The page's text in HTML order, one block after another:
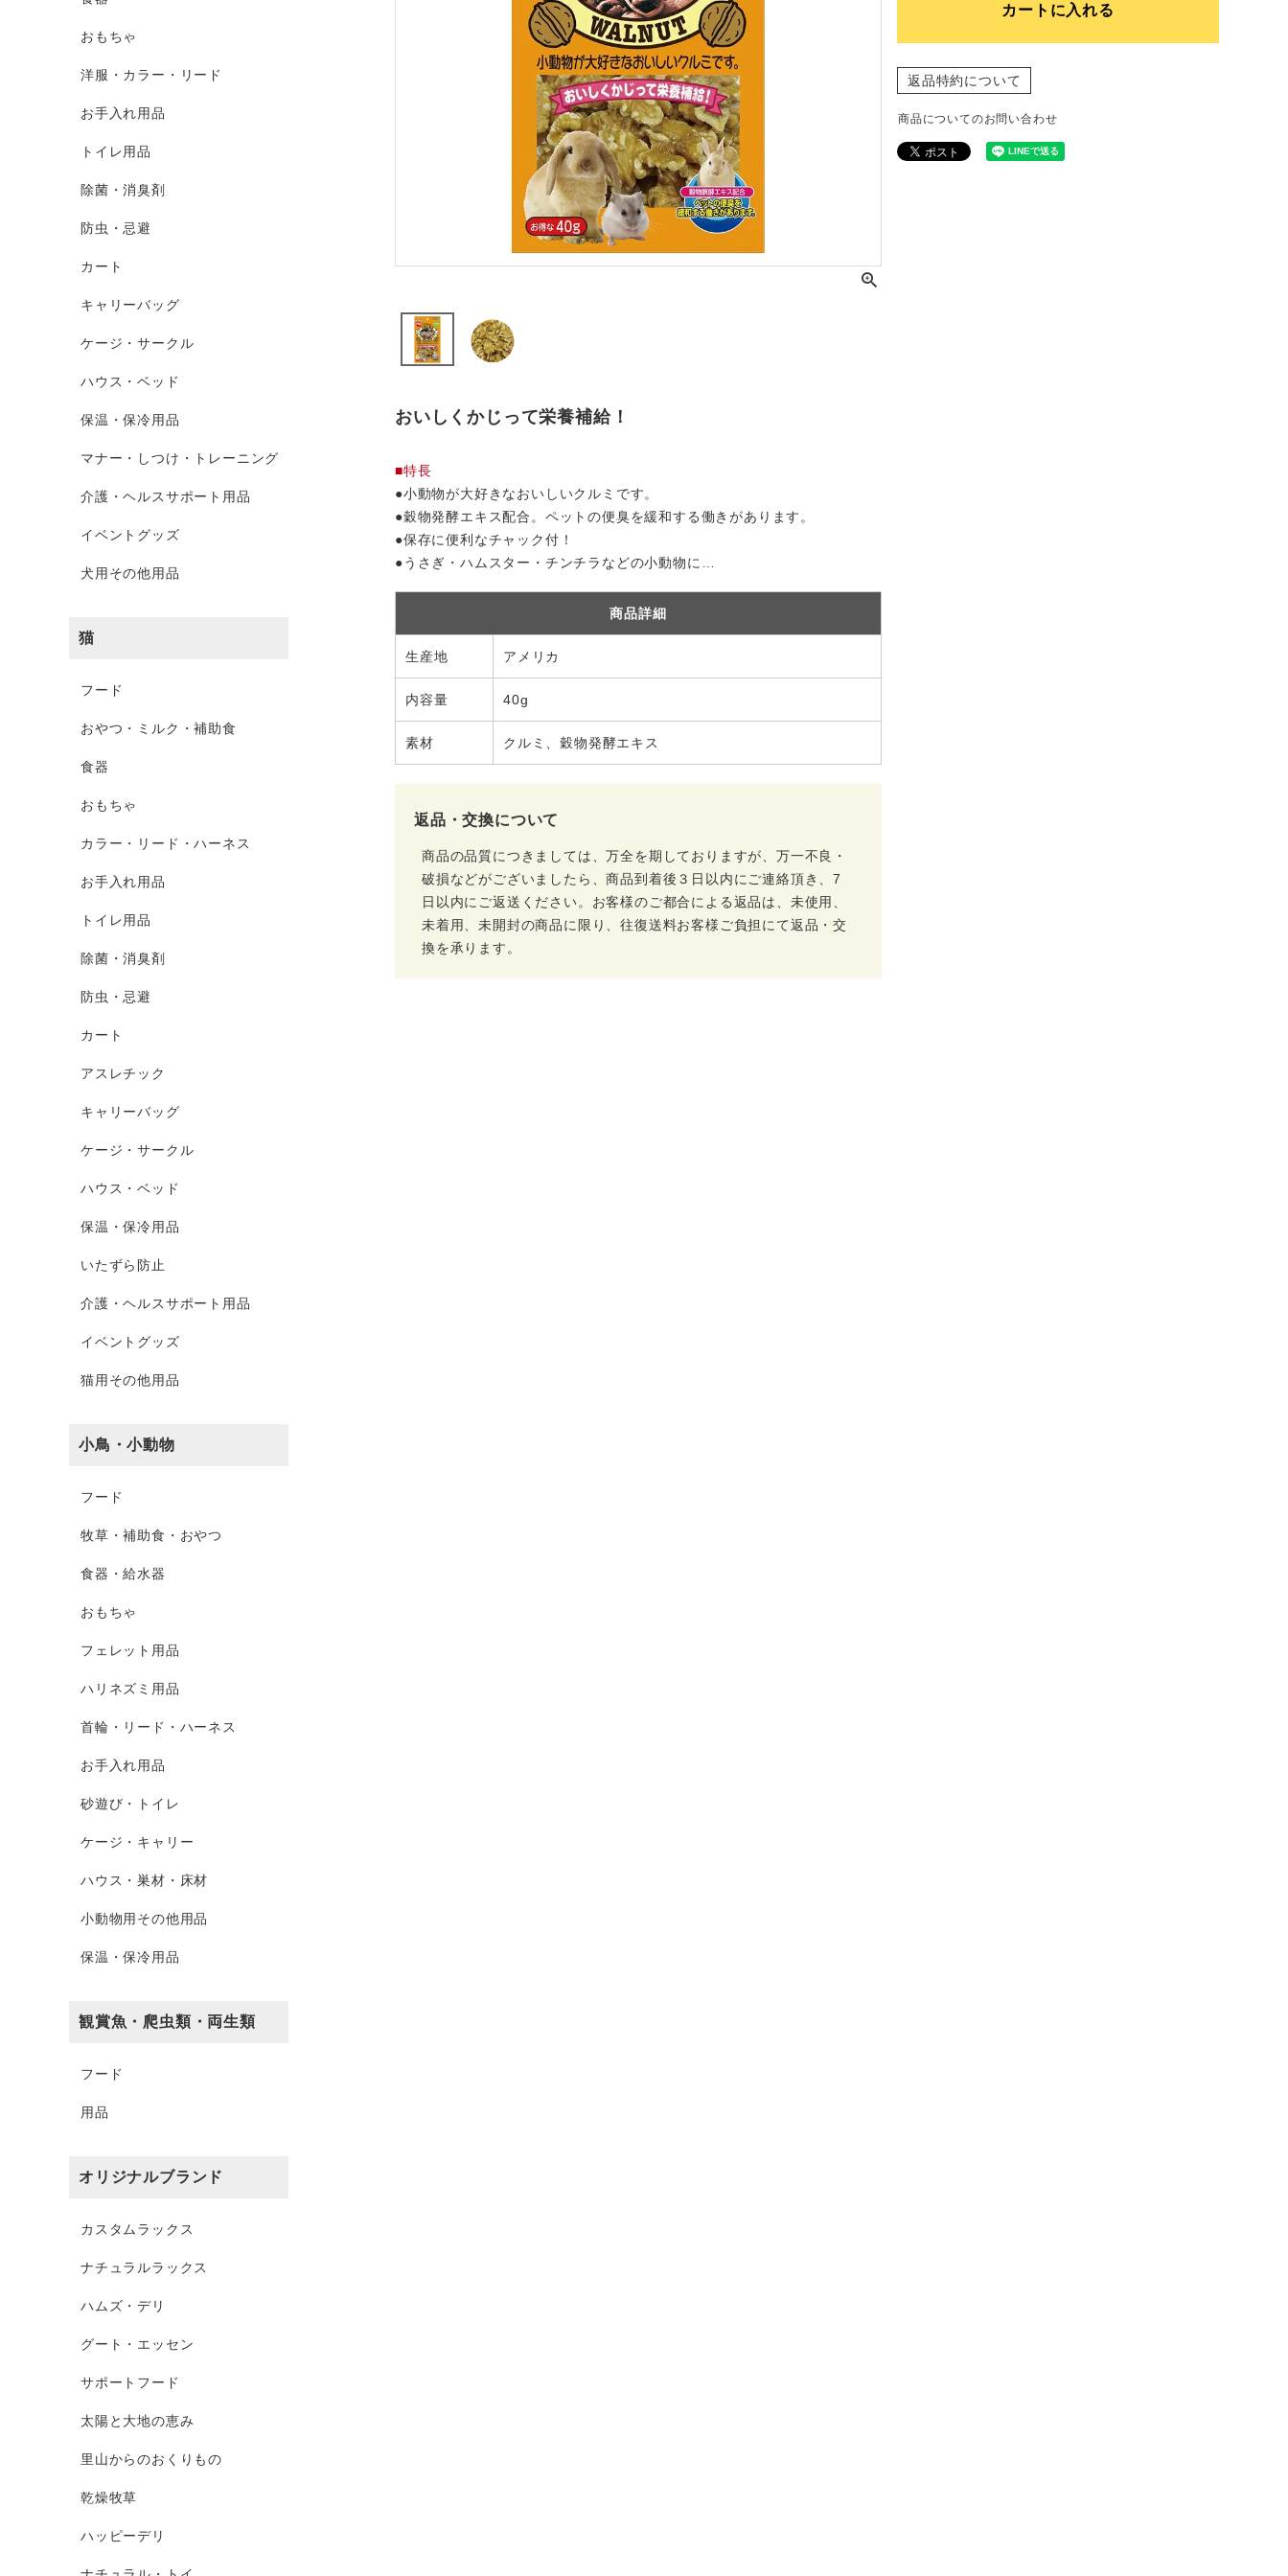
おもちゃ
洋服・カラー・リード
お手入れ用品
トイレ用品
除菌・消臭剤
防虫・忌避
カート
キャリーバッグ
ケージ・サークル
ハウス・ベッド
保温・保冷用品
マナー・しつけ・トレーニング
介護・ヘルスサポート用品
イベントグッズ
犬用その他用品
猫
フード
おやつ・ミルク・補助食
食器
おもちゃ
カラー・リード・ハーネス
お手入れ用品
トイレ用品
除菌・消臭剤
防虫・忌避
カート
アスレチック
キャリーバッグ
ケージ・サークル
ハウス・ベッド
保温・保冷用品
いたずら防止
介護・ヘルスサポート用品
イベントグッズ
猫用その他用品
小鳥・小動物
フード
牧草・補助食・おやつ
食器・給水器
おもちゃ
フェレット用品
ハリネズミ用品
首輪・リード・ハーネス
お手入れ用品
砂遊び・トイレ
ケージ・キャリー
ハウス・巣材・床材
小動物用その他用品
保温・保冷用品
観賞魚・爬虫類・両生類
フード
用品
オリジナルブランド
カスタムラックス
ナチュラルラックス
ハムズ・デリ
グート・エッセン
サポートフード
太陽と大地の恵み
里山からのおくりもの
乾燥牧草
ハッピーデリ
カートに入れる
返品特約について
商品についてのお問い合わせ
おいしくかじって栄養補給！
■特長
●小動物が大好きなおいしいクルミです。
●穀物発酵エキス配合。ペットの便臭を緩和する働きがあります。
●保存に便利なチャック付！
●うさぎ・ハムスター・チンチラなどの小動物に…
商品詳細
生産地 アメリカ
内容量 40g
素材 クルミ、穀物発酵エキス
返品・交換について
商品の品質につきましては、万全を期しておりますが、万一不良・
破損などがございましたら、商品到着後３日以内にご連絡頂き、7
日以内にご返送ください。お客様のご都合による返品は、未使用、
未着用、未開封の商品に限り、往復送料お客様ご負担にて返品・交
換を承ります。